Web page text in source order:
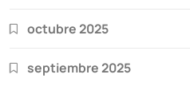
octubre 2025
septiembre 2025